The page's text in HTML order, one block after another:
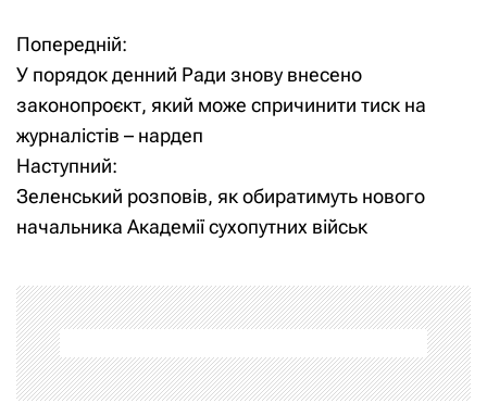
Н
а
в
і
г
а
ц
і
Попередній:
У порядок денний Ради знову внесено
законопроєкт, який може спричинити тиск на
журналістів – нардеп
Наступний:
Зеленський розповів, як обиратимуть нового
начальника Академії сухопутних військ